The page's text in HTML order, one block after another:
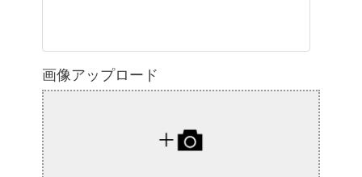
画像アップロード